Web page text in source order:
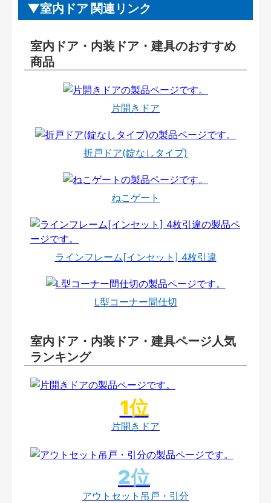
室内ドア 関連リンク
室内ドア・内装ドア・建具のおすすめ
商品
片開きドア
折戸ドア(錠なしタイプ)
ねこゲート
ラインフレーム[インセット] 4枚引違
L型コーナー間仕切
室内ドア・内装ドア・建具ページ人気
ランキング
片開きドア
アウトセット吊戸・引分